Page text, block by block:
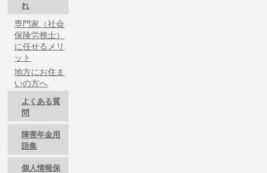
れ
専門家（社会
保険労務士）
に任せるメリ
ット
地方にお住ま
いの方へ
よくある質
問
障害年金用
語集
個人情報保